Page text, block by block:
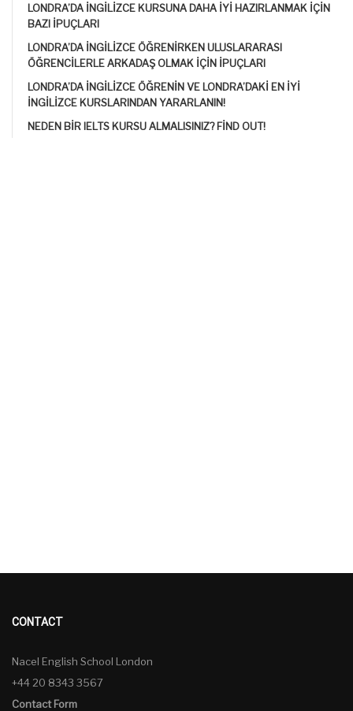
LONDRA’DA İNGILIZCE KURSUNA DAHA IYI HAZIRLANMAK IÇIN
BAZI IPUÇLARI
LONDRA’DA İNGILIZCE ÖĞRENIRKEN ULUSLARARASI
ÖĞRENCILERLE ARKADAŞ OLMAK IÇIN IPUÇLARI
LONDRA’DA İNGILIZCE ÖĞRENIN VE LONDRA’DAKI EN IYI
İNGILIZCE KURSLARINDAN YARARLANIN!
NEDEN BIR IELTS KURSU ALMALISINIZ? FIND OUT!
CONTACT
Nacel English School London
+44 20 8343 3567
Contact Form